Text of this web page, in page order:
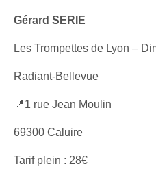
Gérard SERIE
Les Trompettes de Lyon –
Radiant-Bellevue
📍1 rue Jean Moulin
69300 Caluire
Tarif plein : 28€